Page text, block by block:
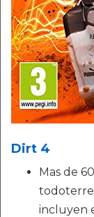
Dirt 4
Mas de
incluyen